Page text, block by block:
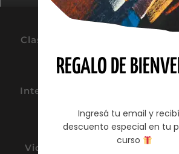
Clases on demand
Interacción Online
Videos de apoyo
REGALO DE
Ingresá tu email y
descuento especial en tu
curso